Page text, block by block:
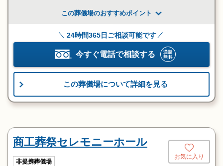
この葬儀場のおすすめポイント
24時間365日ご相談可能です
今すぐ電話で相談する
この葬儀場について詳細を見る
商工葬祭セレモニーホール
非提携葬儀場
お気に入り